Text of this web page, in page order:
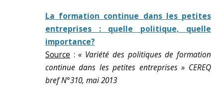
La formation continue dans les petites
entreprises : quelle politique, quelle
importance?
Source :« Variété des politiques de formation
continue dans les petites entreprises » CEREQ
bref N°310, mai 2013